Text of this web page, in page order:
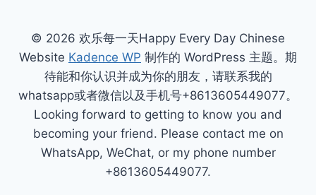
© 2026 欢乐每一天Happy Every Day Chinese
Website Kadence WP 制作的 WordPress 主题。期
待能和你认识并成为你的朋友，请联系我的
whatsapp或者微信以及手机号+8613605449077。
Looking forward to getting to know you and
becoming your friend. Please contact me on
WhatsApp, WeChat, or my phone number
+8613605449077.